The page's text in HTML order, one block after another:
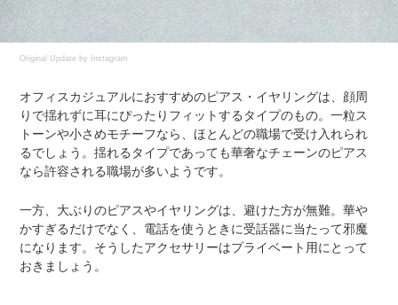
Original Update by Instagram
オフィスカジュアルにおすすめのピアス・イヤリングは、顔周
りで揺れずに耳にぴったりフィットするタイプのもの。一粒ス
トーンや小さめモチーフなら、ほとんどの職場で受け入れられ
るでしょう。揺れるタイプであっても華奢なチェーンのピアス
なら許容される職場が多いようです。
一方、大ぶりのピアスやイヤリングは、避けた方が無難。華や
かすぎるだけでなく、電話を使うときに受話器に当たって邪魔
になります。そうしたアクセサリーはプライベート用にとって
おきましょう。